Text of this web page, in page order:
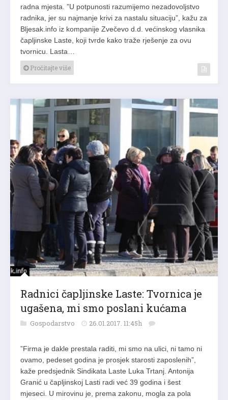
radna mjesta. ”U potpunosti razumijemo nezadovoljstvo
radnika, jer su najmanje krivi za nastalu situaciju”, kažu za
Bljesak.info iz kompanije Zvečevo d.d. većinskog vlasnika
čapljinske Laste, koji tvrde kako traže rješenje za ovu
tvornicu. Lasta…
Pročitajte više
Radnici čapljinske Laste: Tvornica je
ugašena, mi smo poslani kućama
Gospodarstvo 26.01.2017. 11:45h
”Firma je dakle prestala raditi, mi smo na ulici, ni tamo ni
ovamo, pedeset godina je prosjek starosti zaposlenih”,
kaže predsjednik Sindikata Laste Luka Trtanj. Antonija
Granić u čapljinskoj Lasti radi već 39 godina i šest
mjeseci. U mirovinu je, prema zakonu, mogla za pola